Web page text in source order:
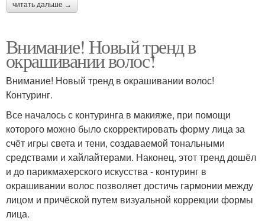
читать дальше →
Внимание! Новый тренд в
окрашивании волос!
Внимание! Новый тренд в окрашивании волос!
Контуринг.
Все началось с контуринга в макияже, при помощи
которого можно было скорректировать форму лица за
счёт игры света и тени, создаваемой тональными
средствами и хайлайтерами. Наконец, этот тренд дошёл
и до парикмахерского искусства - контуринг в
окрашивании волос позволяет достичь гармонии между
лицом и причёской путем визуальной коррекции формы
лица.